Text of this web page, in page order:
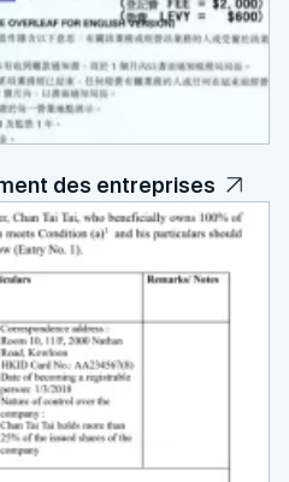
des entreprises